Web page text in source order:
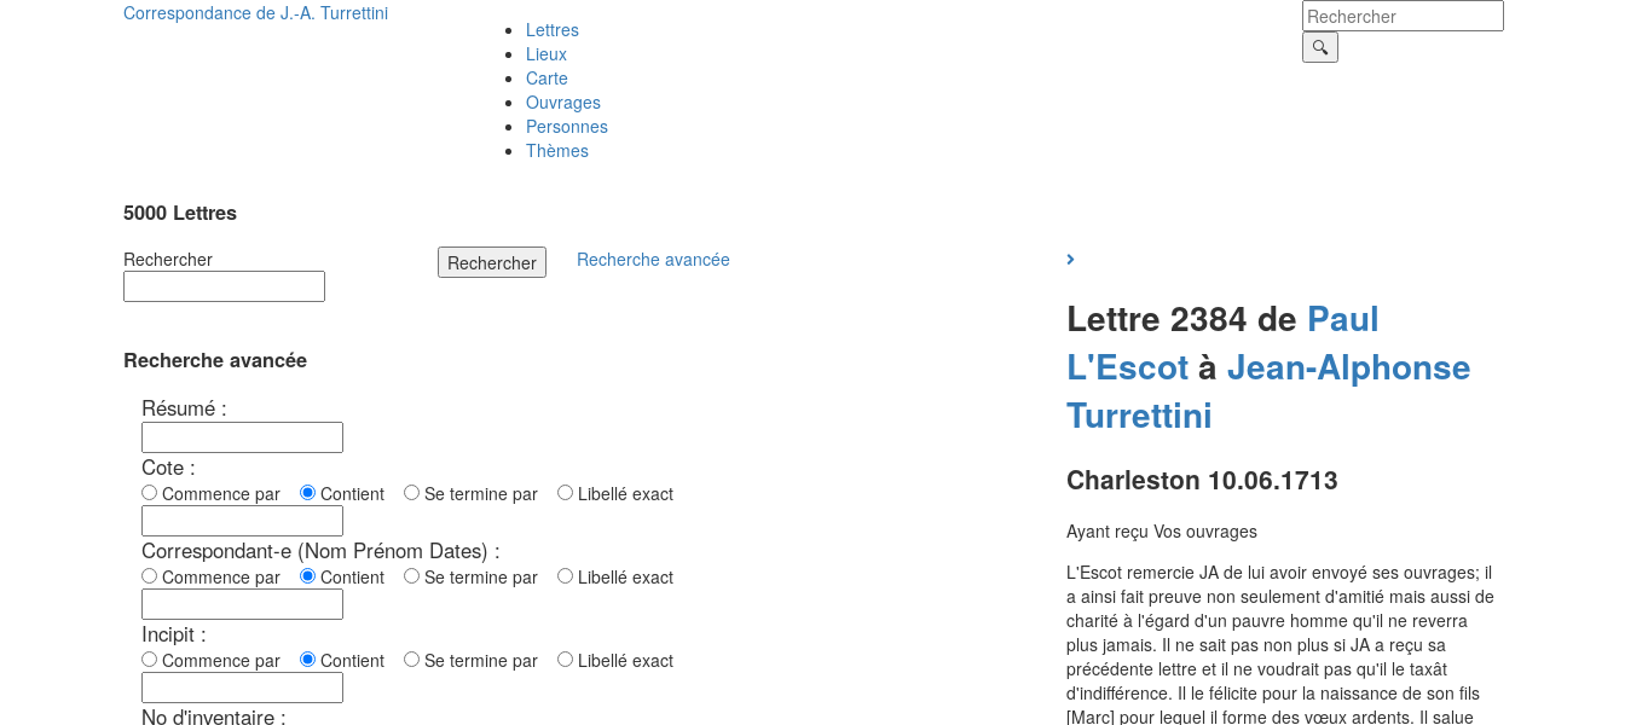
Correspondance de J.-A. Turrettini
Lettres
Lieux
Carte
Ouvrages
Personnes
Thèmes
5000 Lettres
Rechercher Rechercher Recherche avancée
Recherche avancée
Résumé :
Cote :
Commence par Contient Se termine par Libellé exact
Correspondant-e (Nom Prénom Dates) :
Commence par Contient Se termine par Libellé exact
Incipit :
Commence par Contient Se termine par Libellé exact
No d'inventaire :
Lettre 2384 de Paul
L'Escotà Jean-Alphonse
Turrettini
Charleston 10.06.1713
Ayant reçu Vos ouvrages
L'Escot remercie JA de lui avoir envoyé ses ouvrages; il
a ainsi fait preuve non seulement d'amitié mais aussi de
charité à l'égard d'un pauvre homme qu'il ne reverra
plus jamais. Il ne sait pas non plus si JA a reçu sa
précédente lettre et il ne voudrait pas qu'il le taxât
d'indifférence. Il le félicite pour la naissance de son fils
[Marc] pour lequel il forme des vœux ardents. Il salue